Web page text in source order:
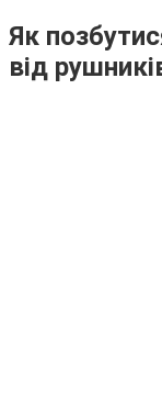
Як
від